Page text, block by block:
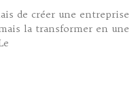
de créer une entreprise
la transformer en